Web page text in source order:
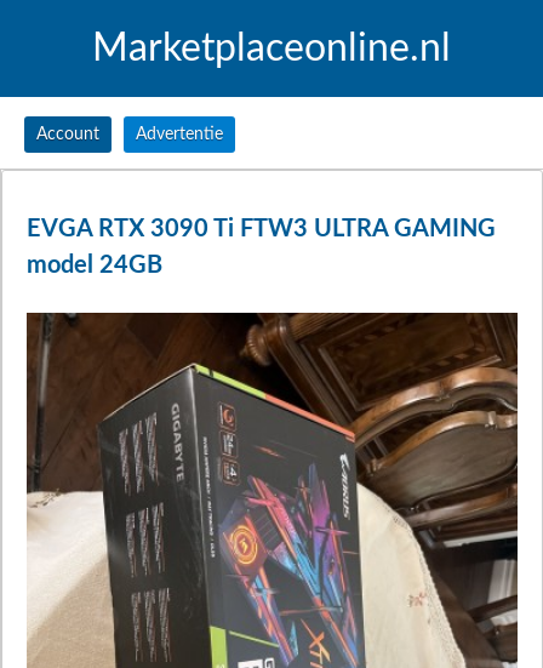
Marketplaceonline.nl
Account Advertentie
EVGA RTX 3090 Ti FTW3 ULTRA GAMING
model 24GB